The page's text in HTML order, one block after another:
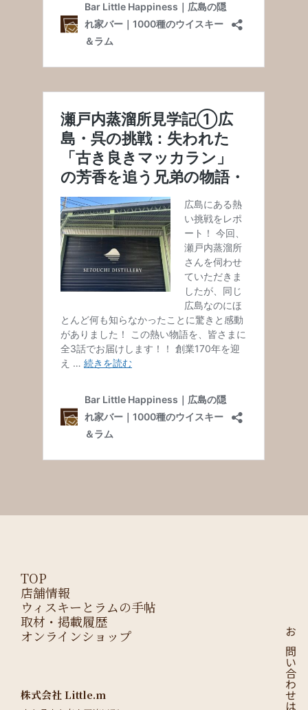
TOP
店舗情報
ウィスキーとラムの手帖
取材・掲載履歴
オンラインショップ
株式会社 Little.m